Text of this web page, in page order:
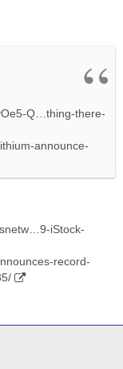
Q…thing-there-
announce-
iStock-
record-